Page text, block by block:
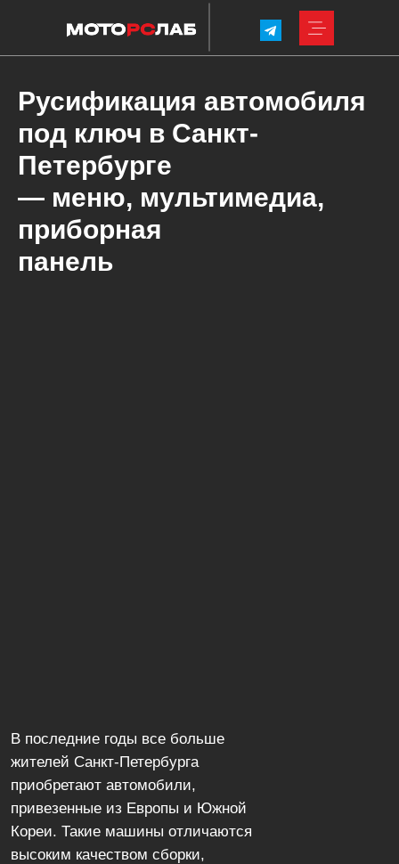
Русификация автомобиля
под ключ в Санкт-
Петербурге
— меню, мультимедиа,
приборная
панель
В последние годы все больше
жителей Санкт‑Петербурга
приобретают автомобили,
привезенные из Европы и Южной
Кореи. Такие машины отличаются
высоким качеством сборки,